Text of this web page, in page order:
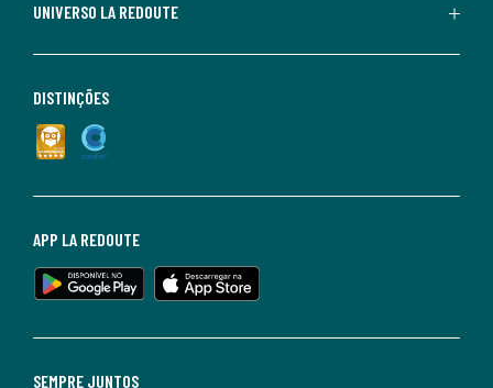
UNIVERSO LA REDOUTE
SEMPRE JUNTOS
APP LA REDOUTE
DISTINÇÕES